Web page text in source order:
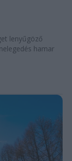
lenyűgöző
hamar